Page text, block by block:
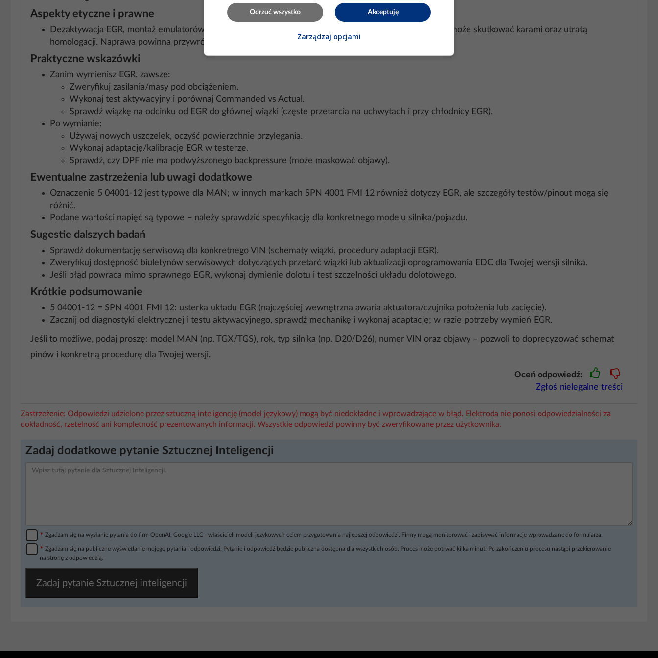
Aspekty etyczne i prawne
Dezaktywacja EGR, montaż emulatorów lub „wyprogramowanie” układu jest nielegalne (emisje spalin) i może skutkować karami oraz utratą
homologacji. Naprawa powinna przywrócić pełną funkcjonalność układu zgodnie z przepisami.
Praktyczne wskazówki
Zanim wymienisz EGR, zawsze:
Zweryfikuj zasilania/masy pod obciążeniem.
Wykonaj test aktywacyjny i porównaj Commanded vs Actual.
Sprawdź wiązkę na odcinku od EGR do głównej wiązki (częste przetarcia na uchwytach i przy chłodnicy EGR).
Po wymianie:
Używaj nowych uszczelek, oczyść powierzchnie przylegania.
Wykonaj adaptację/kalibrację EGR w testerze.
Sprawdź, czy DPF nie ma podwyższonego backpressure (może maskować objawy).
Ewentualne zastrzeżenia lub uwagi dodatkowe
Oznaczenie 5 04001-12 jest typowe dla MAN; w innych markach SPN 4001 FMI 12 również dotyczy EGR, ale szczegóły testów/pinout mogą się
różnić.
Podane wartości napięć są typowe – należy sprawdzić specyfikację dla konkretnego modelu silnika/pojazdu.
Sugestie dalszych badań
Sprawdź dokumentację serwisową dla konkretnego VIN (schematy wiązki, procedury adaptacji EGR).
Zweryfikuj dostępność biuletynów serwisowych dotyczących przetarć wiązki lub aktualizacji oprogramowania EDC dla Twojej wersji silnika.
Jeśli błąd powraca mimo sprawnego EGR, wykonaj dymienie dolotu i test szczelności układu dolotowego.
Krótkie podsumowanie
5 04001-12 = SPN 4001 FMI 12: usterka układu EGR (najczęściej wewnętrzna awaria aktuatora/czujnika położenia lub zacięcie).
Zacznij od diagnostyki elektrycznej i testu aktywacyjnego, sprawdź mechanikę i wykonaj adaptację; w razie potrzeby wymień EGR.
Jeśli to możliwe, podaj proszę: model MAN (np. TGX/TGS), rok, typ silnika (np. D20/D26), numer VIN oraz objawy – pozwoli to doprecyzować schemat
pinów i konkretną procedurę dla Twojej wersji.
Oceń odpowiedź:
Zgłoś nielegalne treści
Zastrzeżenie: Odpowiedzi udzielone przez sztuczną inteligencję (model językowy) mogą być niedokładne i wprowadzające w błąd. Elektroda nie ponosi odpowiedzialności za
dokładność, rzetelność ani kompletność prezentowanych informacji. Wszystkie odpowiedzi powinny być zweryfikowane przez użytkownika.
Zadaj dodatkowe pytanie Sztucznej Inteligencji
* Zgadzam się na wysłanie pytania do firm OpenAI, Google LLC - właścicieli modeli językowych celem przygotowania najlepszej odpowiedzi. Firmy mogą monitorować i zapisywać informacje wprowadzane do formularza.
* Zgadzam się na publiczne wyświetlanie mojego pytania i odpowiedzi. Pytanie i odpowiedź będzie publiczna dostępna dla wszystkich osób. Proces może potrwać kilka minut. Po zakończeniu procesu nastąpi przekierowanie
na stronę z odpowiedzią.
Zadaj pytanie Sztucznej inteligencji
Akceptuję
Odrzuć wszystko
Zarządzaj opcjami